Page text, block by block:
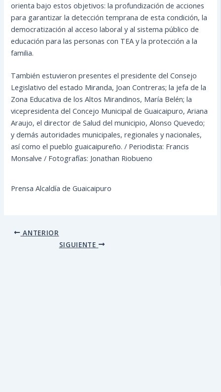
orienta bajo estos objetivos: la profundización de acciones
para garantizar la detección temprana de esta condición, la
democratización al acceso laboral y al sistema público de
educación para las personas con TEA y la protección a la
familia.
También estuvieron presentes el presidente del Consejo
Legislativo del estado Miranda, Joan Contreras; la jefa de la
Zona Educativa de los Altos Mirandinos, María Belén; la
vicepresidenta del Concejo Municipal de Guaicaipuro, Ariana
Araujo, el director de Salud del municipio, Alonso Quevedo;
y demás autoridades municipales, regionales y nacionales,
así como el pueblo guaicaipureño. / Periodista: Francis
Monsalve / Fotografías: Jonathan Riobueno
Prensa Alcaldía de Guaicaipuro
ANTERIOR
SIGUIENTE